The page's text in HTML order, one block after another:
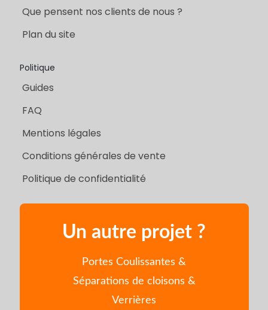
Que pensent nos clients de nous ?
Plan du site
Politique
Guides
FAQ
Mentions légales
Conditions générales de vente
Politique de confidentialité
Un autre projet ?
Portes Coulissantes &
Séparations de cloisons &
Verrières